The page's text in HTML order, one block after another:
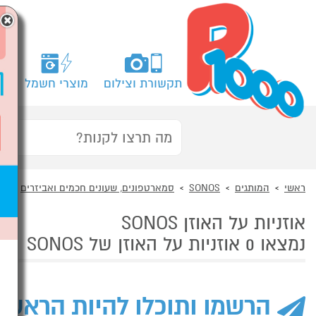
תקשורת וצילום מוצרי חשמל
ראשי המותגים SONOS סמארטפונים, שעונים חכמים ואביזרים
אוזניות על האוזן SONOS
נמצאו 0 אוזניות על האוזן של SONOS
הרשמו ותוכלו להיות
×